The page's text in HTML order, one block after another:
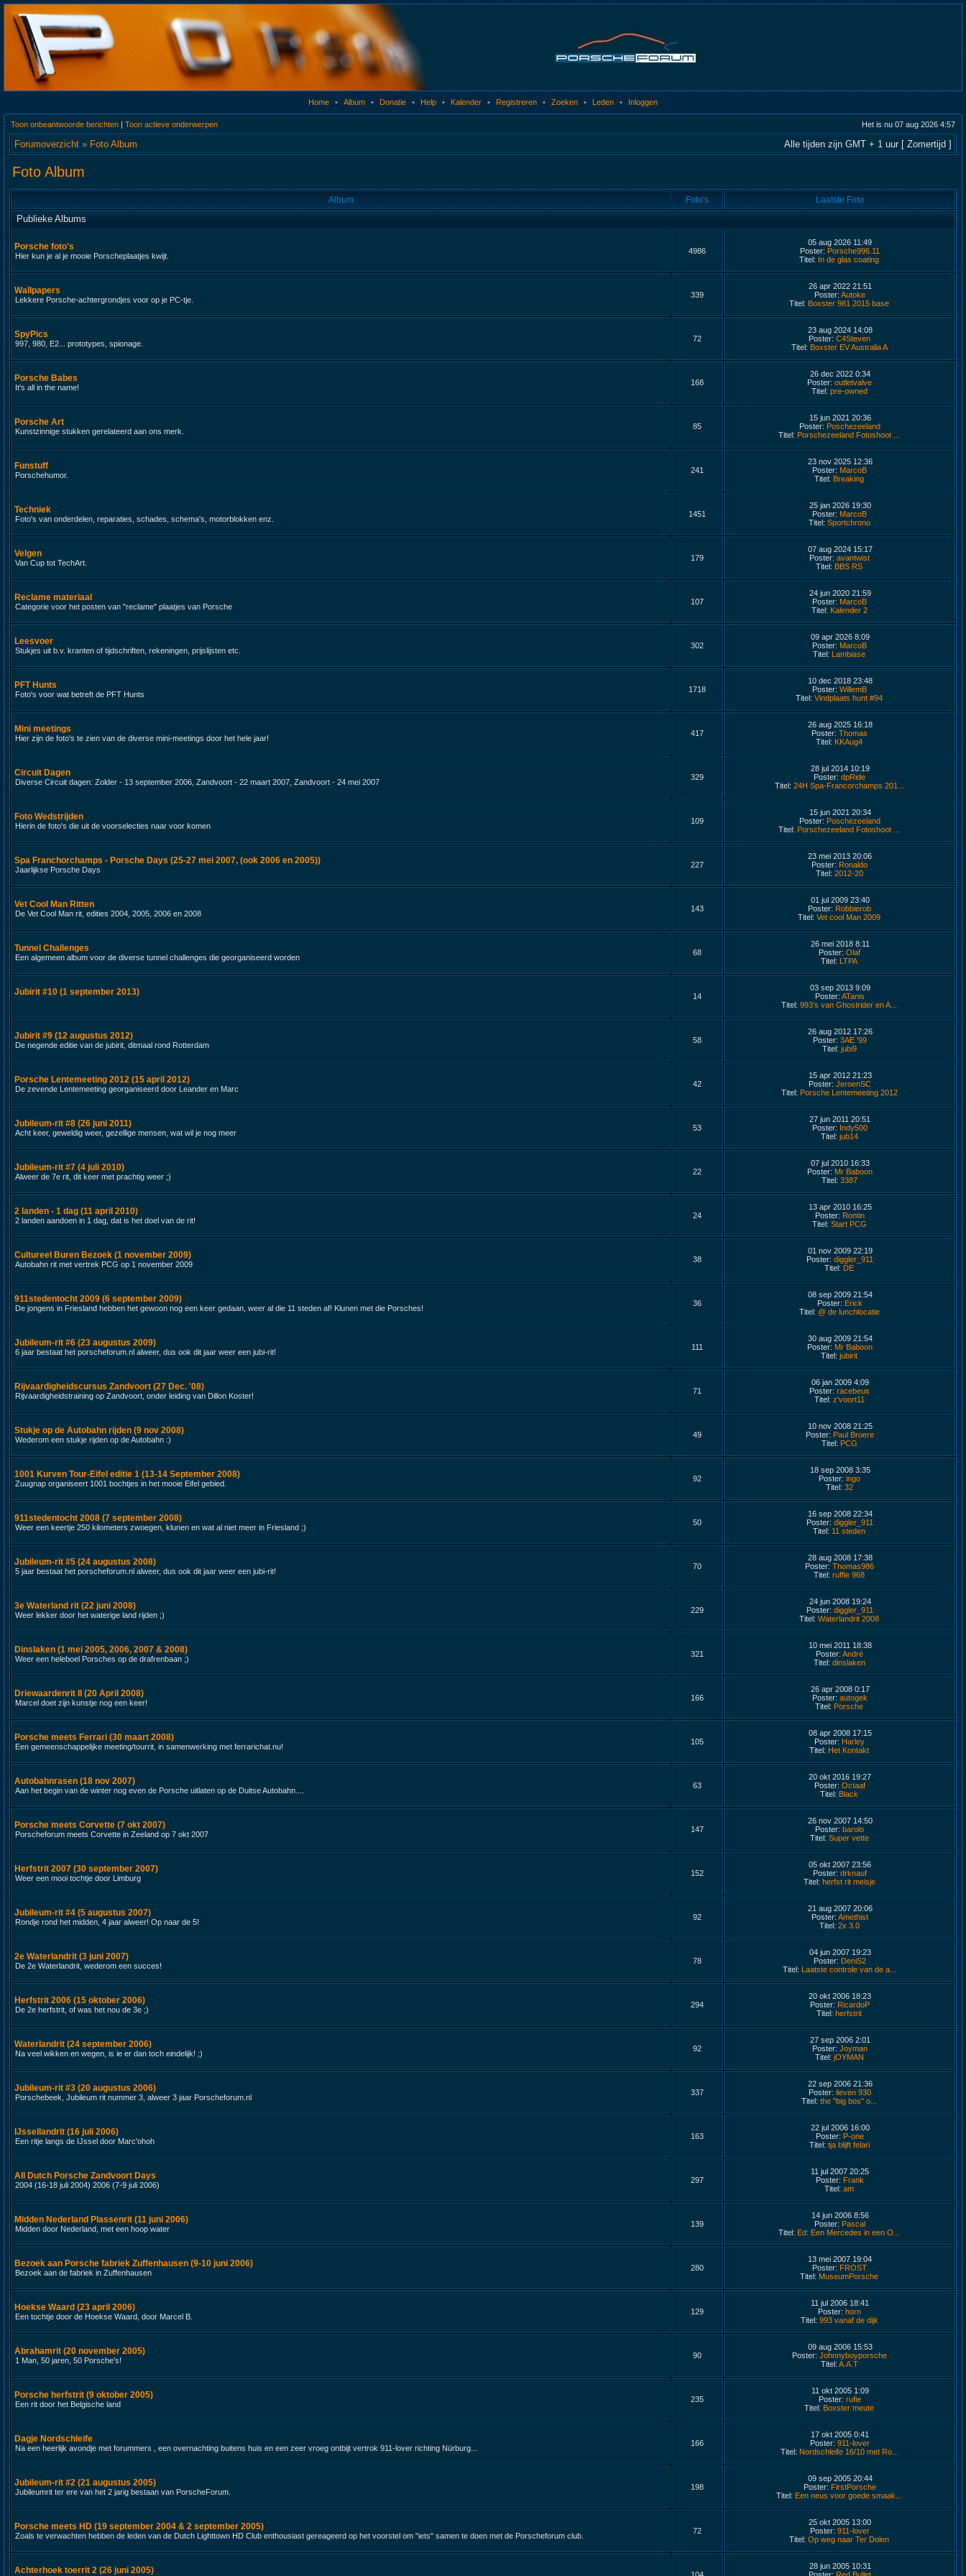
Home • Album • Donatie • Help • Kalender • Registreren • Zoeken • Leden • Inloggen
Toon onbeantwoorde berichten | Toon actieve onderwerpen Het is nu 07 aug 2026 4:57
Forumoverzicht » Foto Album Alle tijden zijn GMT + 1 uur [ Zomertijd ]
Foto Album
Album Foto's Laatste Foto
Publieke Albums
Porsche foto's
Hier kun je al je mooie Porscheplaatjes kwijt.
4986
05 aug 2026 11:49
Poster: Porsche996.11
Titel: In de glas coating
Wallpapers
Lekkere Porsche-achtergrondjes voor op je PC-tje.
339
26 apr 2022 21:51
Poster: Autoke
Titel: Boxster 981 2015 base
SpyPics
997, 980, E2... prototypes, spionage.
72
23 aug 2024 14:08
Poster: C4Steven
Titel: Boxster EV Australia A
Porsche Babes
It's all in the name!
168
26 dec 2022 0:34
Poster: outletvalve
Titel: pre-owned
Porsche Art
Kunstzinnige stukken gerelateerd aan ons merk.
85
15 jun 2021 20:36
Poster: Poschezeeland
Titel: Porschezeeland Fotoshoot ...
Funstuff
Porschehumor.
241
23 nov 2025 12:36
Poster: MarcoB
Titel: Breaking
Techniek
Foto's van onderdelen, reparaties, schades, schema's, motorblokken enz.
1451
25 jan 2026 19:30
Poster: MarcoB
Titel: Sportchrono
Velgen
Van Cup tot TechArt.
179
07 aug 2024 15:17
Poster: avantwist
Titel: BBS RS
Reclame materiaal
Categorie voor het posten van "reclame" plaatjes van Porsche
107
24 jun 2020 21:59
Poster: MarcoB
Titel: Kalender 2
Leesvoer
Stukjes uit b.v. kranten of tijdschriften, rekeningen, prijslijsten etc.
302
09 apr 2026 8:09
Poster: MarcoB
Titel: Lambiase
PFT Hunts
Foto's voor wat betreft de PFT Hunts
1718
10 dec 2018 23:48
Poster: WillemB
Titel: Vindplaats hunt #94
Mini meetings
Hier zijn de foto's te zien van de diverse mini-meetings door het hele jaar!
417
26 aug 2025 16:18
Poster: Thomas
Titel: KKAug4
Circuit Dagen
Diverse Circuit dagen: Zolder - 13 september 2006, Zandvoort - 22 maart 2007, Zandvoort - 24 mei 2007
329
28 jul 2014 10:19
Poster: dpRide
Titel: 24H Spa-Francorchamps 201...
Foto Wedstrijden
Hierin de foto's die uit de voorselecties naar voor komen
109
15 jun 2021 20:34
Poster: Poschezeeland
Titel: Porschezeeland Fotoshoot ...
Spa Franchorchamps - Porsche Days (25-27 mei 2007, (ook 2006 en 2005))
Jaarlijkse Porsche Days
227
23 mei 2013 20:06
Poster: Ronaldo
Titel: 2012-20
Vet Cool Man Ritten
De Vet Cool Man rit, edities 2004, 2005, 2006 en 2008
143
01 jul 2009 23:40
Poster: Robbierob
Titel: Vet cool Man 2009
Tunnel Challenges
Een algemeen album voor de diverse tunnel challenges die georganiseerd worden
68
26 mei 2018 8:11
Poster: Olaf
Titel: LTPA
Jubirit #10 (1 september 2013) 14
03 sep 2013 9:09
Poster: ATanis
Titel: 993's van Ghostrider en A...
Jubirit #9 (12 augustus 2012)
De negende editie van de jubirit, ditmaal rond Rotterdam
58
26 aug 2012 17:26
Poster: 3AE '99
Titel: jubi9
Porsche Lentemeeting 2012 (15 april 2012)
De zevende Lentemeeting georganiseerd door Leander en Marc
42
15 apr 2012 21:23
Poster: JeroenSC
Titel: Porsche Lentemeeting 2012
Jubileum-rit #8 (26 juni 2011)
Acht keer, geweldig weer, gezellige mensen, wat wil je nog meer
53
27 jun 2011 20:51
Poster: Indy500
Titel: jub14
Jubileum-rit #7 (4 juli 2010)
Alweer de 7e rit, dit keer met prachtig weer ;)
22
07 jul 2010 16:33
Poster: Mr Baboon
Titel: 3387
2 landen - 1 dag (11 april 2010)
2 landen aandoen in 1 dag, dat is het doel van de rit!
24
13 apr 2010 16:25
Poster: Rontin
Titel: Start PCG
Cultureel Buren Bezoek (1 november 2009)
Autobahn rit met vertrek PCG op 1 november 2009
38
01 nov 2009 22:19
Poster: diggler_911
Titel: DE
911stedentocht 2009 (6 september 2009)
De jongens in Friesland hebben het gewoon nog een keer gedaan, weer al die 11 steden af! Klunen met die Porsches!
36
08 sep 2009 21:54
Poster: Erick
Titel: @ de lunchlocatie
Jubileum-rit #6 (23 augustus 2009)
6 jaar bestaat het porscheforum.nl alweer, dus ook dit jaar weer een jubi-rit!
111
30 aug 2009 21:54
Poster: Mr Baboon
Titel: jubirit
Rijvaardigheidscursus Zandvoort (27 Dec. '08)
Rijvaardigheidstraining op Zandvoort, onder leiding van Dillon Koster!
71
06 jan 2009 4:09
Poster: racebeus
Titel: z'voort11
Stukje op de Autobahn rijden (9 nov 2008)
Wederom een stukje rijden op de Autobahn :)
49
10 nov 2008 21:25
Poster: Paul Broere
Titel: PCG
1001 Kurven Tour-Eifel editie 1 (13-14 September 2008)
Zuugnap organiseert 1001 bochtjes in het mooie Eifel gebied.
92
18 sep 2008 3:35
Poster: ingo
Titel: 32
911stedentocht 2008 (7 september 2008)
Weer een keertje 250 kilometers zwoegen, klunen en wat al niet meer in Friesland ;)
50
16 sep 2008 22:34
Poster: diggler_911
Titel: 11 steden
Jubileum-rit #5 (24 augustus 2008)
5 jaar bestaat het porscheforum.nl alweer, dus ook dit jaar weer een jubi-rit!
70
28 aug 2008 17:38
Poster: Thomas986
Titel: ruffie 968
3e Waterland rit (22 juni 2008)
Weer lekker door het waterige land rijden ;)
229
24 jun 2008 19:24
Poster: diggler_911
Titel: Waterlandrit 2008
Dinslaken (1 mei 2005, 2006, 2007 & 2008)
Weer een heleboel Porsches op de drafrenbaan ;)
321
10 mei 2011 18:38
Poster: André
Titel: dinslaken
Driewaardenrit II (20 April 2008)
Marcel doet zijn kunstje nog een keer!
166
26 apr 2008 0:17
Poster: autogek
Titel: Porsche
Porsche meets Ferrari (30 maart 2008)
Een gemeenschappelijke meeting/tourrit, in samenwerking met ferrarichat.nu!
105
08 apr 2008 17:15
Poster: Harley
Titel: Het Kontakt
Autobahnrasen (18 nov 2007)
Aan het begin van de winter nog even de Porsche uitlaten op de Duitse Autobahn....
63
20 okt 2016 19:27
Poster: Octaaf
Titel: Black
Porsche meets Corvette (7 okt 2007)
Porscheforum meets Corvette in Zeeland op 7 okt 2007
147
26 nov 2007 14:50
Poster: barolo
Titel: Super vette
Herfstrit 2007 (30 september 2007)
Weer een mooi tochtje door Limburg
152
05 okt 2007 23:56
Poster: drknauf
Titel: herfst rit meisje
Jubileum-rit #4 (5 augustus 2007)
Rondje rond het midden, 4 jaar alweer! Op naar de 5!
92
21 aug 2007 20:06
Poster: Amethist
Titel: 2x 3.0
2e Waterlandrit (3 juni 2007)
De 2e Waterlandrit, wederom een succes!
78
04 jun 2007 19:23
Poster: DeniS2
Titel: Laatste controle van de a...
Herfstrit 2006 (15 oktober 2006)
De 2e herfstrit, of was het nou de 3e ;)
294
20 okt 2006 18:23
Poster: RicardoP
Titel: herfstrit
Waterlandrit (24 september 2006)
Na veel wikken en wegen, is ie er dan toch eindelijk! ;)
92
27 sep 2006 2:01
Poster: Joyman
Titel: jOYMAN
Jubileum-rit #3 (20 augustus 2006)
Porschebeek, Jubileum rit nummer 3, alweer 3 jaar Porscheforum.nl
337
22 sep 2006 21:36
Poster: lieven 930
Titel: the "big bos" o...
IJssellandrit (16 juli 2006)
Een ritje langs de IJssel door Marc'ohoh
163
22 jul 2006 16:00
Poster: P-one
Titel: tja blijft felari
All Dutch Porsche Zandvoort Days
2004 (16-18 juli 2004) 2006 (7-9 juli 2006)
297
11 jul 2007 20:25
Poster: Frank
Titel: am
Midden Nederland Plassenrit (11 juni 2006)
Midden door Nederland, met een hoop water
139
14 jun 2006 8:56
Poster: Pascal
Titel: Ed: Een Mercedes in een O...
Bezoek aan Porsche fabriek Zuffenhausen (9-10 juni 2006)
Bezoek aan de fabriek in Zuffenhausen
280
13 mei 2007 19:04
Poster: FROST
Titel: MuseumPorsche
Hoekse Waard (23 april 2006)
Een tochtje door de Hoekse Waard, door Marcel B.
129
11 jul 2006 18:41
Poster: horn
Titel: 993 vanaf de dijk
Abrahamrit (20 november 2005)
1 Man, 50 jaren, 50 Porsche's!
90
09 aug 2006 15:53
Poster: Johnnyboyporsche
Titel: A.A.T
Porsche herfstrit (9 oktober 2005)
Een rit door het Belgische land
235
11 okt 2005 1:09
Poster: rufie
Titel: Boxster meute
Dagje Nordschleife
Na een heerlijk avondje met forummers , een overnachting buitens huis en een zeer vroeg ontbijt vertrok 911-lover richting Nürburg...
166
17 okt 2005 0:41
Poster: 911-lover
Titel: Nordschleife 16/10 met Ro...
Jubileum-rit #2 (21 augustus 2005)
Jubileumrit ter ere van het 2 jarig bestaan van PorscheForum.
198
09 sep 2005 20:44
Poster: FirstPorsche
Titel: Een neus voor goede smaak...
Porsche meets HD (19 september 2004 & 2 september 2005)
Zoals te verwachten hebben de leden van de Dutch Lighttown HD Club enthousiast gereageerd op het voorstel om "iets" samen te doen met de Porscheforum club.
72
25 okt 2005 13:00
Poster: 911-lover
Titel: Op weg naar Ter Dolen
Achterhoek toerrit 2 (26 juni 2005)
28 jun 2005 10:31